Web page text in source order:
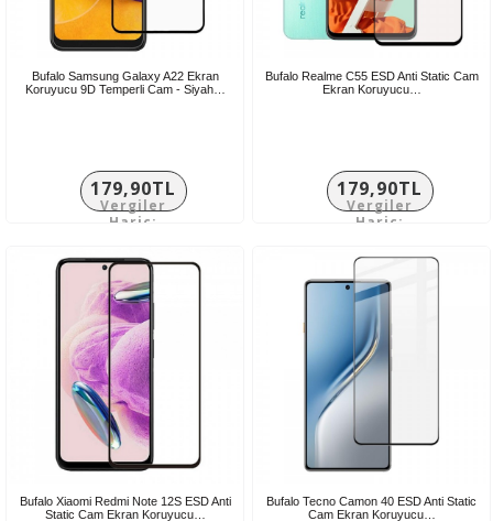
Bufalo Samsung Galaxy A22 Ekran
Koruyucu 9D Temperli Cam - Siyah…
179,90TL
Vergiler
Hariç:
Bufalo Realme C55 ESD Anti Static Cam
Ekran Koruyucu…
179,90TL
Vergiler
Hariç:
Bufalo Xiaomi Redmi Note 12S ESD Anti
Static Cam Ekran Koruyucu…
Bufalo Tecno Camon 40 ESD Anti Static
Cam Ekran Koruyucu…